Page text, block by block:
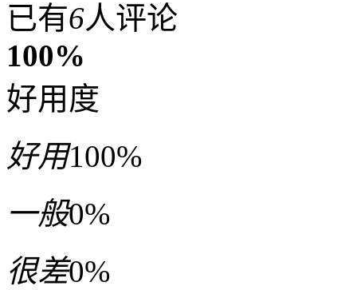
已有6人评论
100%
好用度
好用100%
一般0%
很差0%